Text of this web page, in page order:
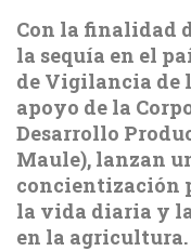
Con la finalidad
la sequía en el
de Vigilancia de
apoyo de la
Desarrollo
Maule), lanzan
concientización
la vida diaria y
en la agricultura.